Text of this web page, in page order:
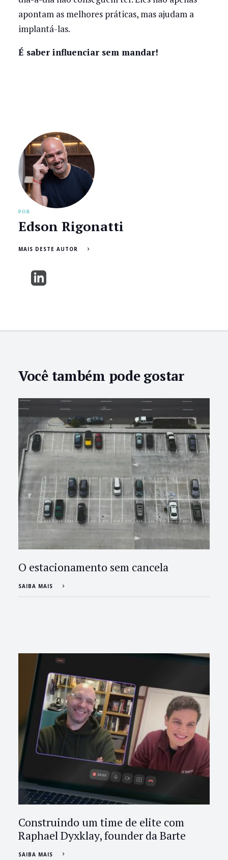
apontam as melhores práticas, mas ajudam a
implantá-las.
É saber influenciar sem mandar!
POR
Edson Rigonatti
MAIS DESTE AUTOR
Você também pode gostar
O estacionamento sem cancela
SAIBA MAIS
Construindo um time de elite com
Raphael Dyxklay, founder da Barte
SAIBA MAIS